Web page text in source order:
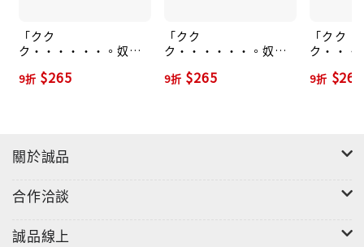
「クク
ク・・・・・・。奴は
と解雇された俺、なぜ
9折 $265
「クク
ク・・・・・・。奴は
と解雇された俺、なぜ
9折 $265
「クク
ク・・・
と解雇さ
9折 $265
關於誠品
合作洽談
誠品線上